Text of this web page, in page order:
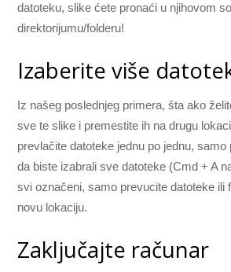
datoteku, slike ćete pronaći u njihovom
direktorijumu/folderu!
Izaberite više
Iz našeg poslednjeg primera, šta ako
sve te slike i premestite ih na drugu
prevlačite datoteke jednu po jednu, samo
da biste izabrali sve datoteke (Cmd + A
svi označeni, samo prevucite datoteke ili
novu lokaciju.
Zaključajte računar